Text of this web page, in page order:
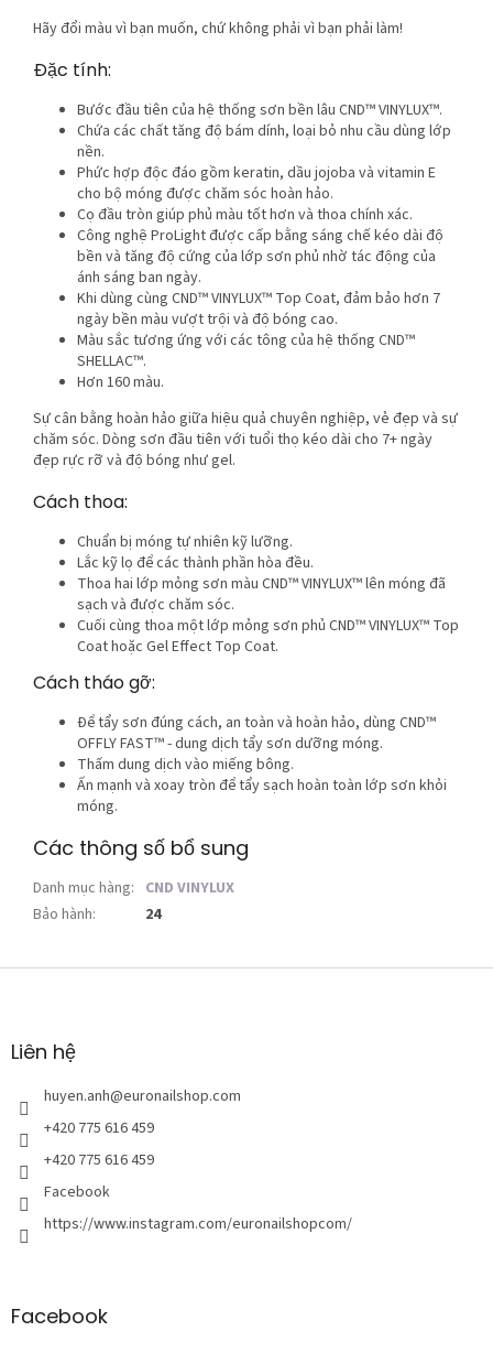
Hãy đổi màu vì bạn muốn, chứ không phải vì bạn phải làm!
Đặc tính:
Bước đầu tiên của hệ thống sơn bền lâu CND™ VINYLUX™.
Chứa các chất tăng độ bám dính, loại bỏ nhu cầu dùng lớp
nền.
Phức hợp độc đáo gồm keratin, dầu jojoba và vitamin E
cho bộ móng được chăm sóc hoàn hảo.
Cọ đầu tròn giúp phủ màu tốt hơn và thoa chính xác.
Công nghệ ProLight được cấp bằng sáng chế kéo dài độ
bền và tăng độ cứng của lớp sơn phủ nhờ tác động của
ánh sáng ban ngày.
Khi dùng cùng CND™ VINYLUX™ Top Coat, đảm bảo hơn 7
ngày bền màu vượt trội và độ bóng cao.
Màu sắc tương ứng với các tông của hệ thống CND™
SHELLAC™.
Hơn 160 màu.
Sự cân bằng hoàn hảo giữa hiệu quả chuyên nghiệp, vẻ đẹp và sự
chăm sóc. Dòng sơn đầu tiên với tuổi thọ kéo dài cho 7+ ngày
đẹp rực rỡ và độ bóng như gel.
Cách thoa:
Chuẩn bị móng tự nhiên kỹ lưỡng.
Lắc kỹ lọ để các thành phần hòa đều.
Thoa hai lớp mỏng sơn màu CND™ VINYLUX™ lên móng đã
sạch và được chăm sóc.
Cuối cùng thoa một lớp mỏng sơn phủ CND™ VINYLUX™ Top
Coat hoặc Gel Effect Top Coat.
Cách tháo gỡ:
Để tẩy sơn đúng cách, an toàn và hoàn hảo, dùng CND™
OFFLY FAST™ - dung dịch tẩy sơn dưỡng móng.
Thấm dung dịch vào miếng bông.
Ấn mạnh và xoay tròn để tẩy sạch hoàn toàn lớp sơn khỏi
móng.
Các thông số bổ sung
Danh mục hàng: CND VINYLUX
Bảo hành: 24
C
nLiên hệ
huyen.anh@euronailshop.com
+420 775 616 459
+420 775 616 459
Facebook
https://www.instagram.com/euronailshopcom/
Facebook